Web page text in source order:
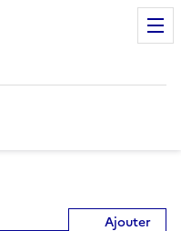
Ajouter